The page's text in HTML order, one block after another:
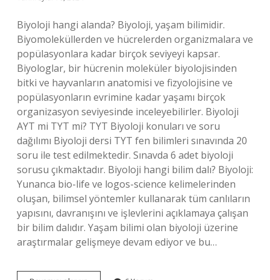
Biyoloji hangi alanda? Biyoloji, yaşam bilimidir.
Biyomoleküllerden ve hücrelerden organizmalara ve
popülasyonlara kadar birçok seviyeyi kapsar.
Biyologlar, bir hücrenin moleküler biyolojisinden
bitki ve hayvanların anatomisi ve fizyolojisine ve
popülasyonların evrimine kadar yaşamı birçok
organizasyon seviyesinde inceleyebilirler. Biyoloji
AYT mi TYT mi? TYT Biyoloji konuları ve soru
dağılımı Biyoloji dersi TYT fen bilimleri sınavında 20
soru ile test edilmektedir. Sınavda 6 adet biyoloji
sorusu çıkmaktadır. Biyoloji hangi bilim dalı? Biyoloji:
Yunanca bio-life ve logos-science kelimelerinden
oluşan, bilimsel yöntemler kullanarak tüm canlıların
yapısını, davranışını ve işlevlerini açıklamaya çalışan
bir bilim dalıdır. Yaşam bilimi olan biyoloji üzerine
araştırmalar gelişmeye devam ediyor ve bu…